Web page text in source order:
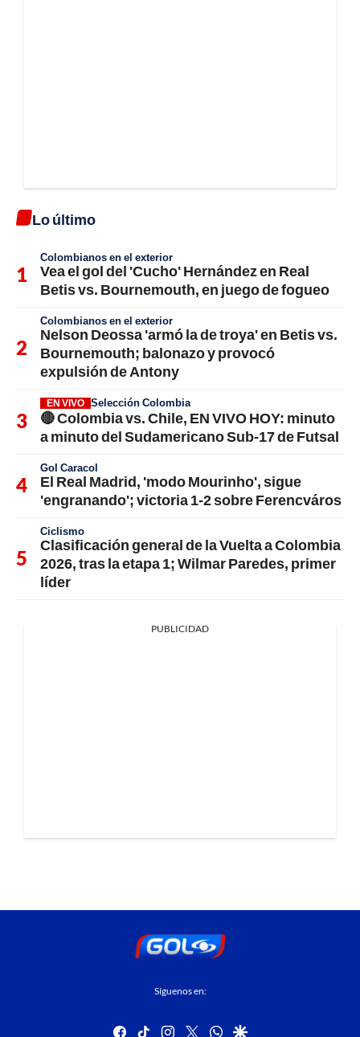
Lo último
Colombianos en el exterior
Vea el gol del 'Cucho' Hernández en Real
Betis vs. Bournemouth, en juego de fogueo
Colombianos en el exterior
Nelson Deossa 'armó la de troya' en Betis vs.
Bournemouth; balonazo y provocó
expulsión de Antony
EN VIVO Selección Colombia
🔴 Colombia vs. Chile, EN VIVO HOY: minuto
a minuto del Sudamericano Sub-17 de Futsal
Gol Caracol
El Real Madrid, 'modo Mourinho', sigue
'engranando'; victoria 1-2 sobre Ferencváros
Ciclismo
Clasificación general de la Vuelta a Colombia
2026, tras la etapa 1; Wilmar Paredes, primer
líder
PUBLICIDAD
Síguenos en:
facebook
tiktok instagram
twitterwhatsapp
google